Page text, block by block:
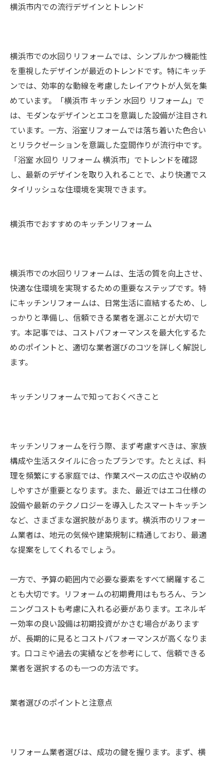
横浜市内での流行デザインとトレンド
横浜市での水回りリフォームでは、シンプルかつ機能性
を重視したデザインが最近のトレンドです。特にキッチ
ンでは、効率的な動線を考慮したレイアウトが人気を集
めています。「横浜市 キッチン 水回り リフォーム」で
は、モダンなデザインとエコを意識した設備が注目され
ています。一方、浴室リフォームでは落ち着いた色合い
とリラクゼーションを意識した空間作りが流行中です。
「浴室 水回り リフォーム 横浜市」でトレンドを確認
し、最新のデザインを取り入れることで、より快適でス
タイリッシュな住環境を実現できます。
横浜市でおすすめのキッチンリフォーム
横浜市での水回りリフォームは、生活の質を向上させ、
快適な住環境を実現するための重要なステップです。特
にキッチンリフォームは、日常生活に直結するため、し
っかりと準備し、信頼できる業者を選ぶことが大切で
す。本記事では、コストパフォーマンスを最大化するた
めのポイントと、適切な業者選びのコツを詳しく解説し
ます。
キッチンリフォームで知っておくべきこと
キッチンリフォームを行う際、まず考慮すべきは、家族
構成や生活スタイルに合ったプランです。たとえば、料
理を頻繁にする家庭では、作業スペースの広さや収納の
しやすさが重要となります。また、最近ではエコ仕様の
設備や最新のテクノロジーを導入したスマートキッチン
など、さまざまな選択肢があります。横浜市のリフォー
ム業者は、地元の気候や建築規制に精通しており、最適
な提案をしてくれるでしょう。
一方で、予算の範囲内で必要な要素をすべて網羅するこ
とも大切です。リフォームの初期費用はもちろん、ラン
ニングコストも考慮に入れる必要があります。エネルギ
ー効率の良い設備は初期投資がかさむ場合があります
が、長期的に見るとコストパフォーマンスが高くなりま
す。口コミや過去の実績などを参考にして、信頼できる
業者を選択するのも一つの方法です。
業者選びのポイントと注意点
リフォーム業者選びは、成功の鍵を握ります。まず、横